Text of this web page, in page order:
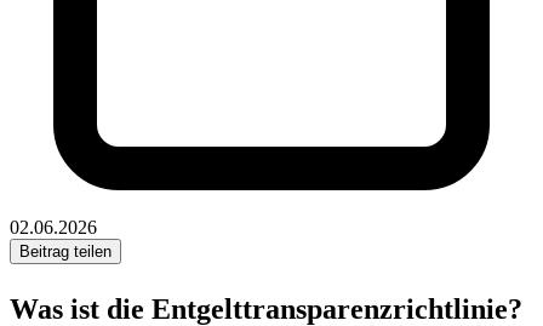
02.06.2026
Beitrag teilen
Was ist die Entgelttransparenzrichtlinie?